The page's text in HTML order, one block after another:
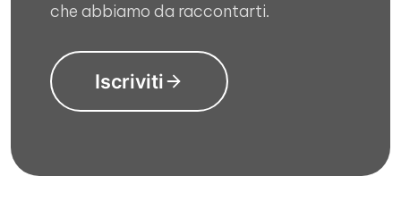
che abbiamo da raccontarti.
Iscriviti